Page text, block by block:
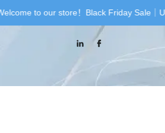
to our store！Black Friday Sale｜